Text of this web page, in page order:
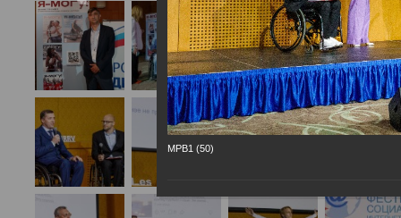
МРВ1 (50)